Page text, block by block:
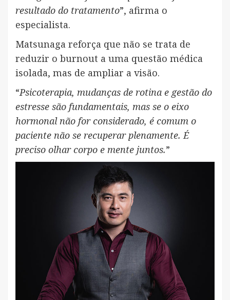
resultado do tratamento”, afirma o
especialista.
Matsunaga reforça que não se trata de
reduzir o burnout a uma questão médica
isolada, mas de ampliar a visão.
“Psicoterapia, mudanças de rotina e gestão do
estresse são fundamentais, mas se o eixo
hormonal não for considerado, é comum o
paciente não se recuperar plenamente. É
preciso olhar corpo e mente juntos.”